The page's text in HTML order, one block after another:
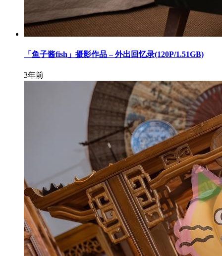
「鱼子酱fish」摄影作品 – 外出回忆录(120P/1.51GB)
3年前